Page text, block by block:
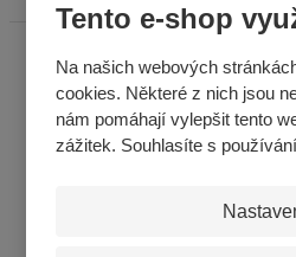
Tento e-shop
Na našich webových
cookies. Některé z nich jsou
nám pomáhají vylepšit tento
zážitek. Souhlasíte s